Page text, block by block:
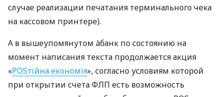
случае реализации печатания терминального чека
на кассовом принтере).
А в вышеупомянутом àбанк по состоянию на
момент написания текста продолжается акция
«POSтійна економія», согласно условиям которой
при открытии счета ФЛП есть возможность